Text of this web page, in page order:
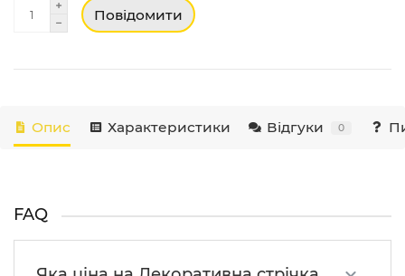
Повідомити
Опис Характеристики Відгуки 0
FAQ